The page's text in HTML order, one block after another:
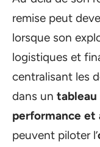
remise peut
lorsque son
logistiques et
centralisant les
dans un tableau
performance et
peuvent piloter l’